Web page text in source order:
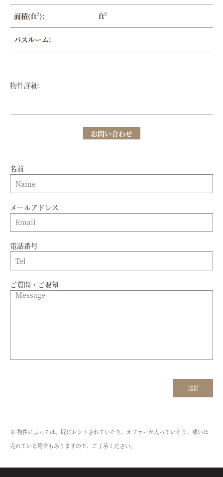
面積(ft²): ft²
バスルーム:
物件詳細:
お問い合わせ
名前
メールアドレス
電話番号
ご質問・ご要望
※ 物件によっては、既にレントされていたり、オファーが入っていたり、或いは
売れている場合もありますので、ご了承ください。